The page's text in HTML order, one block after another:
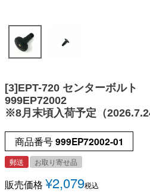
[3]EPT-720 センターボルト
999EP72002
※8月末頃入荷予定（
商品番号 999EP72002-01
郵送 お取り寄せ品
販売価格 ¥2,079税込